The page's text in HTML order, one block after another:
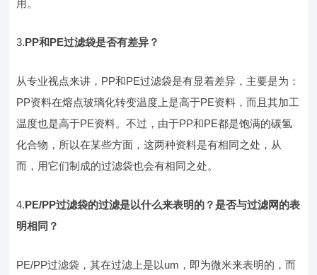
用。
3.PP和PE过滤袋是否有差异？
从专业视点来讲，PP和PE过滤袋是有显着差异，主要是为：
PP资料在熔点玻璃化转变温度上是高于PE资料，而且其加工
温度也是高于PE资料。不过，由于PP和PE都是饱满的碳氢
化合物，所以在某些方面，这两种资料是有相同之处，从
而，用它们制成的过滤袋也会有相同之处。
4.PE/PP过滤袋的过滤是以什么来表明的？是否与过滤网的表
明相同？
PE/PP过滤袋，其在过滤上是以um，即为微米来表明的，而